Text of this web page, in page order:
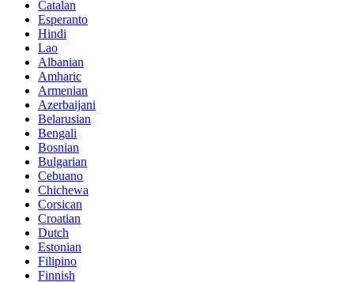
Catalan
Esperanto
Hindi
Lao
Albanian
Amharic
Armenian
Azerbaijani
Belarusian
Bengali
Bosnian
Bulgarian
Cebuano
Chichewa
Corsican
Croatian
Dutch
Estonian
Filipino
Finnish